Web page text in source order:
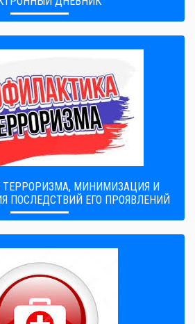
МИНИМИЗАЦИЯ И
ПОСЛЕДСТВИЙ ЕГО ПРОЯВЛЕНИЙ